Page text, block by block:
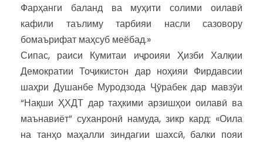
Фарҳанги баланд ва муҳити солими оилавӣ
кафили таълиму тарбияи насли сазовору
бомаърифат маҳсуб меёбад.»
Сипас, раиси Кумитаи иҷроияи Ҳизби Халқии
Демократии Тоҷикистон дар ноҳияи Фирдавсии
шаҳри Душанбе Муродзода Ҷӯрабек дар мавзӯи
“Нақши ҲХДТ дар таҳкими арзишҳои оилавӣ ва
маънавиёт” суханронӣ намуда, зикр кард: «Оила
на танҳо маҳалли зиндагии шахсӣ, балки пояи